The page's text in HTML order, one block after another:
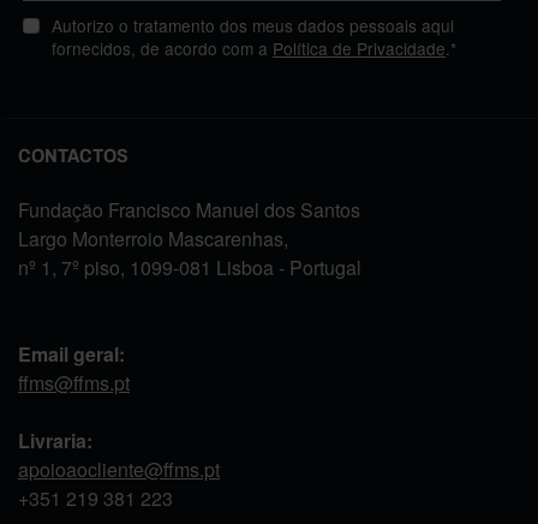
Autorizo o tratamento dos meus dados pessoais aqui
fornecidos, de acordo com a Política de Privacidade.*
CONTACTOS
Fundação Francisco Manuel dos Santos
Largo Monterroio Mascarenhas,
nº 1, 7º piso, 1099-081 Lisboa - Portugal
Email geral:
ffms@ffms.pt
Livraria:
apoioaocliente@ffms.pt
+351 219 381 223